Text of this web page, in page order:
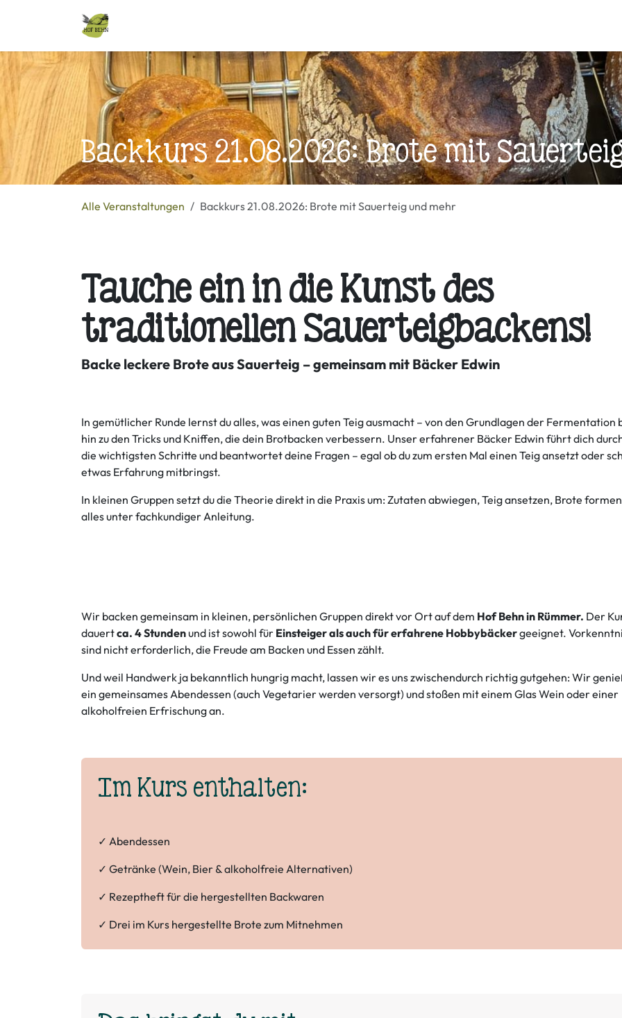
Backkurs 21.08.2026: Brote mit
Alle Veranstaltungen Backkurs 21.08.2026: Brote mit Sauerteig und mehr
Tauche ein in die Kunst des
traditionellen Sauerteigbackens!
Backe leckere Brote aus Sauerteig – gemeinsam mit Bäcker Edwin
In gemütlicher Runde lernst du alles, was einen guten Teig ausmacht – von den Grundlagen der Fermentation
hin zu den Tricks und Kniffen, die dein Brotbacken verbessern. Unser erfahrener Bäcker Edwin führt dich
die wichtigsten Schritte und beantwortet deine Fragen – egal ob du zum ersten Mal einen Teig ansetzt oder
etwas Erfahrung mitbringst.
In kleinen Gruppen setzt du die Theorie direkt in die Praxis um: Zutaten abwiegen, Teig ansetzen, Brote
alles unter fachkundiger Anleitung.
Wir backen gemeinsam in kleinen, persönlichen Gruppen direkt vor Ort auf dem Hof Behn in Rümmer. Der
dauertca. 4 Stundenund ist sowohl für Einsteiger als auch für erfahrene Hobbybäckergeeignet.
sind nicht erforderlich, die Freude am Backen und Essen zählt.
Und weil Handwerk ja bekanntlich hungrig macht, lassen wir es uns zwischendurch richtig gutgehen: Wir
ein gemeinsames Abendessen (auch Vegetarier werden versorgt) und stoßen mit einem Glas Wein oder einer
alkoholfreien Erfrischung an.
Im Kurs enthalten:
✓ Abendessen
✓ Getränke (Wein, Bier & alkoholfreie Alternativen)
✓ Rezeptheft für die hergestellten Backwaren
✓ Drei im Kurs hergestellte Brote zum Mitnehmen